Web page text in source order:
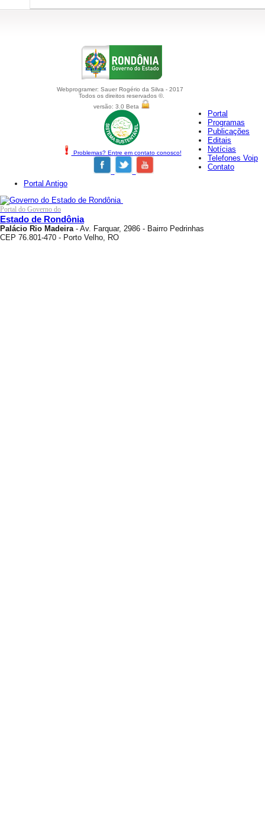
Webprogramer: Sauer Rogério da Silva - 2017
Todos os direitos reservados ©.
versão: 3.0 Beta
Problemas? Entre em contato conosco!
Portal
Programas
Publicações
Editais
Notícias
Telefones Voip
Contato
Portal Antigo
Portal do Governo do
Estado de Rondônia
Palácio Rio Madeira- Av. Farquar, 2986 - Bairro Pedrinhas
CEP 76.801-470 - Porto Velho, RO